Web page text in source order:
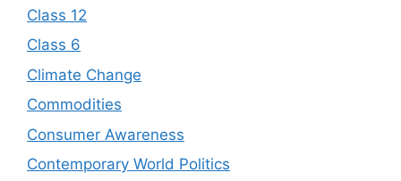
Class 12
Class 6
Climate Change
Commodities
Consumer Awareness
Contemporary World Politics